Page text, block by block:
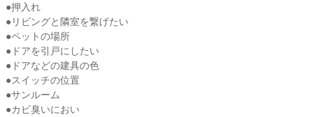
●押入れ
●リビングと隣室を繋げたい
●ペットの場所
●ドアを引戸にしたい
●ドアなどの建具の色
●スイッチの位置
●サンルーム
●カビ臭いにおい